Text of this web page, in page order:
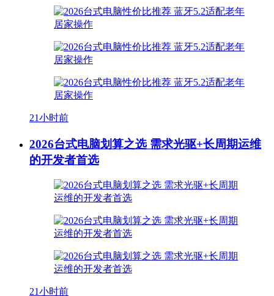
21小时前
2026台式电脑划算之选 需求光驱+长周期运维
的开发者首选
21小时前